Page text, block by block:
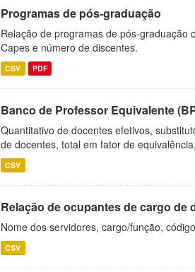
Programas de pós-graduação
Relação de programas de pós-graduação
Capes e número de discentes.
CSV PDF
Banco de Professor Equivalente
Quantitativo de docentes efetivos,
de docentes, total em fator de
CSV
Relação de ocupantes de cargo de
Nome dos servidores, cargo/função,
CSV